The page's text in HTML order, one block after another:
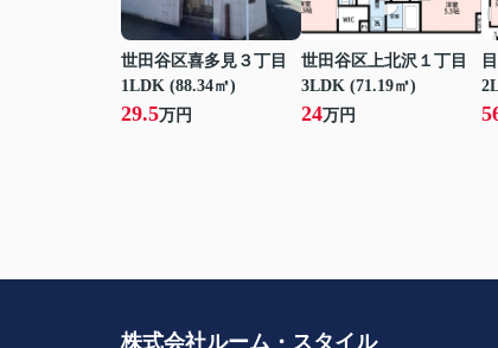
世田谷区喜多見３丁目
1LDK (88.34㎡)
29.5万円
世田谷区上北沢１丁目
3LDK (71.19㎡)
24万円
株式会社ルーム・スタイル